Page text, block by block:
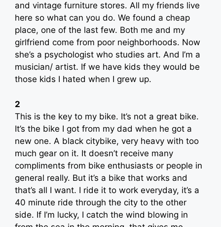
and vintage furniture stores. All my friends live
here so what can you do. We found a cheap
place, one of the last few. Both me and my
girlfriend come from poor neighborhoods. Now
she’s a psychologist who studies art. And I’m a
musician/ artist. If we have kids they would be
those kids I hated when I grew up.
2
This is the key to my bike. It’s not a great bike.
It’s the bike I got from my dad when he got a
new one. A black citybike, very heavy with too
much gear on it. It doesn’t receive many
compliments from bike enthusiasts or people in
general really. But it’s a bike that works and
that’s all I want. I ride it to work everyday, it’s a
40 minute ride through the city to the other
side. If I’m lucky, I catch the wind blowing in